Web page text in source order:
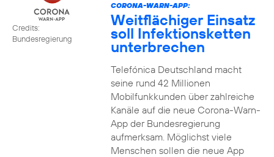
Credits:
Bundesregierung
CORONA-WARN-APP:
Weitflächiger Einsatz
soll Infektionsketten
unterbrechen
Telefónica Deutschland macht
seine rund 42 Millionen
Mobilfunkkunden über zahlreiche
Kanäle auf die neue Corona-Warn-
App der Bundesregierung
aufmerksam. Möglichst viele
Menschen sollen die neue App